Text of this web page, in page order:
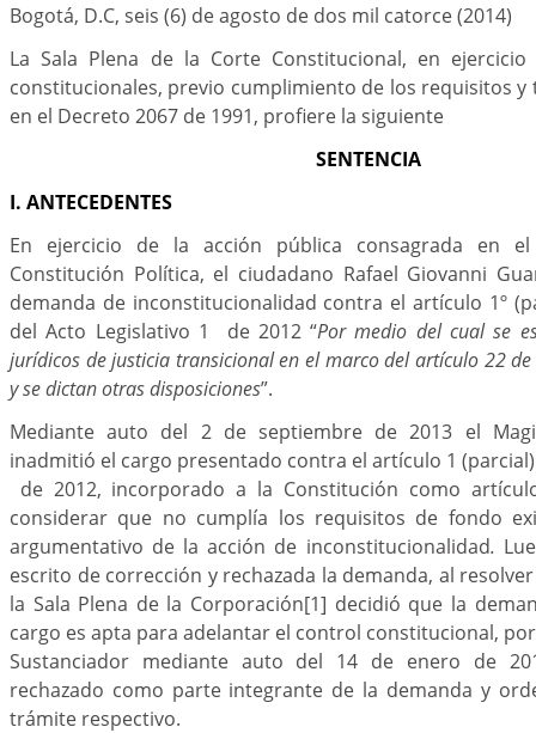
Bogotá, D.C, seis (6) de agosto de dos mil catorce (2014)
La Sala Plena de la Corte Constitucional, en
constitucionales, previo cumplimiento de los requisitos y
en el Decreto 2067 de 1991, profiere la siguiente
SENTENCIA
I. ANTECEDENTES
En ejercicio de la acción pública consagrada en
Constitución Política, el ciudadano Rafael Giovanni
demanda de inconstitucionalidad contra el artículo 1º
del Acto Legislativo 1 de 2012 “Por medio del cual se
jurídicos de justicia transicional en el marco del artículo 22
y se dictan otras disposiciones”.
Mediante auto del 2 de septiembre de 2013 el
inadmitió el cargo presentado contra el artículo 1
de 2012, incorporado a la Constitución como
considerar que no cumplía los requisitos de fondo
argumentativo de la acción de inconstitucionalidad.
escrito de corrección y rechazada la demanda, al
la Sala Plena de la Corporación[1] decidió que la
cargo es apta para adelantar el control constitucional,
Sustanciador mediante auto del 14 de enero de
rechazado como parte integrante de la demanda y
trámite respectivo.